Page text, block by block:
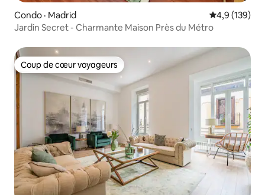
Condo · Madrid Note
4,9 (139)
Jardin Secret - Charmante Maison Près du Métro
Coup de cœur voyageurs
Coup de cœur voyageurs